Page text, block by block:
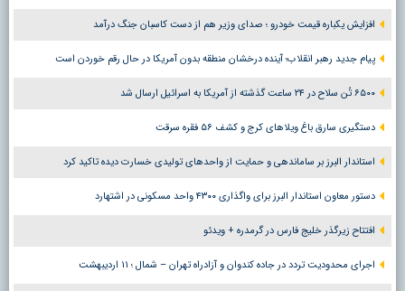
افزایش یکباره قیمت خودرو ؛ صدای وزیر هم از دست کاسبان جنگ درآمد
پیام جدید رهبر انقلاب؛ آینده درخشان منطقه بدون آمریکا در حال رقم خوردن است
۶۵۰۰ تُن سلاح در ۲۴ ساعت گذشته از آمریکا به اسرائیل ارسال شد
دستگیری سارق باغ ویلاهای کرج و کشف ۵۶ فقره سرقت
استاندار البرز بر ساماندهی و حمایت از واحدهای تولیدی خسارت دیده تاکید کرد
دستور معاون استاندار البرز برای واگذاری ۴۳۰۰ واحد مسکونی در اشتهارد
افتتاح زیرگذر خلیج فارس در گرمدره + ویدئو
اجرای محدودیت تردد در جاده کندوان و آزادراه تهران – شمال ؛ ١١ اردیبهشت